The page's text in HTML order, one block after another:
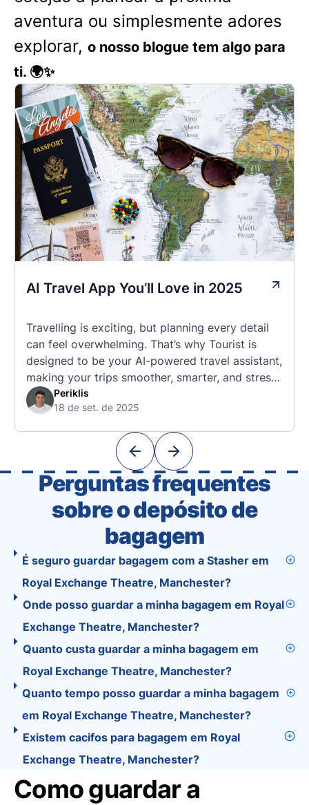
aventura ou simplesmente adores
explorar, o nosso blogue tem algo para
ti. 🌍✨
AI Travel App You’ll Love in 2025
Travelling is exciting, but planning every detail
can feel overwhelming. That’s why Tourist is
designed to be your AI-powered travel assistant,
making your trips smoother, smarter, and stress-
free. 🧭 What Makes the Tourist App Unique?
Unlike standard travel apps, Tourist combines
With Tourist, your trip planning becomes as
Periklis
18 de set. de 2025
Perguntas frequentes
sobre o depósito de
bagagem
É seguro guardar bagagem com a Stasher em
Royal Exchange Theatre, Manchester?
Onde posso guardar a minha bagagem em Royal
Exchange Theatre, Manchester?
Quanto custa guardar a minha bagagem em
Royal Exchange Theatre, Manchester?
Quanto tempo posso guardar a minha bagagem
em Royal Exchange Theatre, Manchester?
Existem cacifos para bagagem em Royal
Exchange Theatre, Manchester?
Como guardar a